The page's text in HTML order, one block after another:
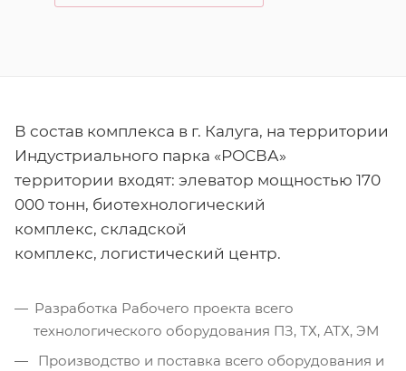
В состав комплекса в г. Калуга, на территории
Индустриального парка «РОСВА»
территории входят: элеватор мощностью 170
000 тонн, биотехнологический
комплекс, складской
комплекс, логистический центр.
Разработка Рабочего проекта всего
технологического оборудования ПЗ, ТХ, АТХ, ЭМ
Производство и поставка всего оборудования и